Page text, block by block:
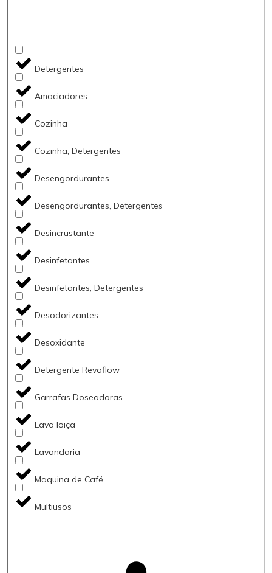
Detergentes
Amaciadores
Cozinha
Cozinha, Detergentes
Desengordurantes
Desengordurantes, Detergentes
Desincrustante
Desinfetantes
Desinfetantes, Detergentes
Desodorizantes
Desoxidante
Detergente Revoflow
Garrafas Doseadoras
Lava loiça
Lavandaria
Maquina de Café
Multiusos